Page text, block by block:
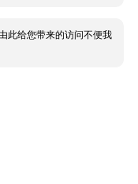
此给您带来的访问不便我